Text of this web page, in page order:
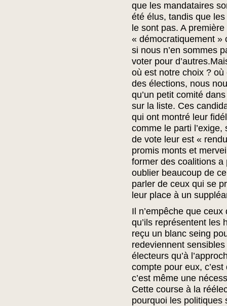
que les mandataires
été élus, tandis que
le sont pas. A
« démocratiquement »
si nous n’en sommes
voter pour
où est notre choix ?
des élections, nous
qu’un petit comité
sur la liste. Ces
qui ont montré leur
comme le parti
de vote leur est «
promis monts et
former des coalitions a
oublier beaucoup de
parler de ceux qui se
leur place à un
Il n’empêche que
qu’ils représentent les
reçu un blanc seing
redeviennent
électeurs qu’à
compte pour eux,
c’est même une
Cette course à la
pourquoi les politiques